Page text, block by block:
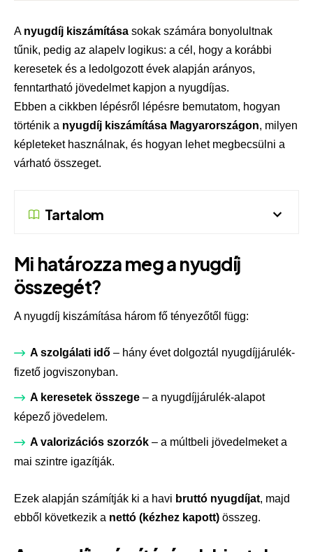
A nyugdíj kiszámítása sokak számára bonyolultnak
tűnik, pedig az alapelv logikus: a cél, hogy a korábbi
keresetek és a ledolgozott évek alapján arányos,
fenntartható jövedelmet kapjon a nyugdíjas.
Ebben a cikkben lépésről lépésre bemutatom, hogyan
történik a nyugdíj kiszámítása Magyarországon, milyen
képleteket használnak, és hogyan lehet megbecsülni a
várható összeget.
Tartalom
Mi határozza meg a nyugdíj
összegét?
A nyugdíj kiszámítása három fő tényezőtől függ:
A szolgálati idő – hány évet dolgoztál nyugdíjjárulék-
fizető jogviszonyban.
A keresetek összege – a nyugdíjjárulék-alapot
képező jövedelem.
A valorizációs szorzók – a múltbeli jövedelmeket a
mai szintre igazítják.
Ezek alapján számítják ki a havi bruttó nyugdíjat, majd
ebből következik a nettó (kézhez kapott) összeg.